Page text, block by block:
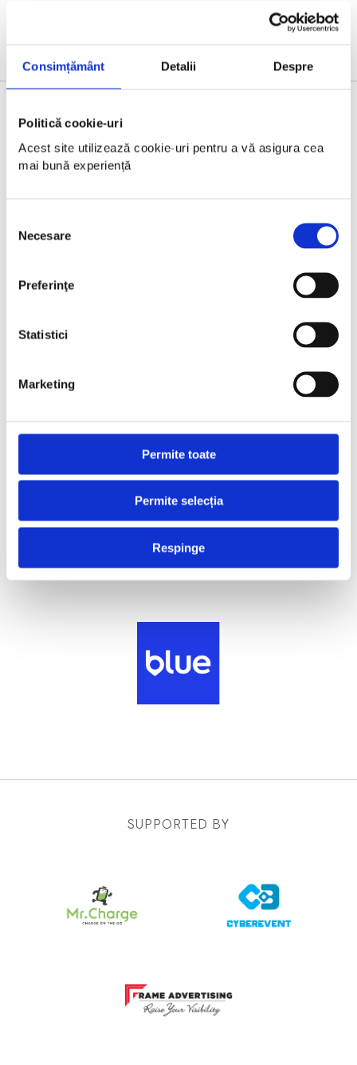
Consimțământ Detalii Despre
Politică cookie-uri
Acest site utilizează cookie-uri pentru a vă asigura cea
mai bună experiență
consimțământului
Necesare
Preferinţe
Statistici
Marketing
Permite toate
Permite selecția
Respinge
HYDRATION PARTNER
MOBILITY PARTNER
SUPPORTED BY